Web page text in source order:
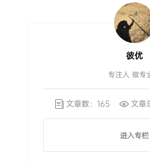
彼优
专注人 做专
文章数：165 文章
进入专栏